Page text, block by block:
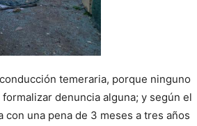
temeraria, porque ninguno
denuncia alguna; y según el
una pena de 3 meses a tres años